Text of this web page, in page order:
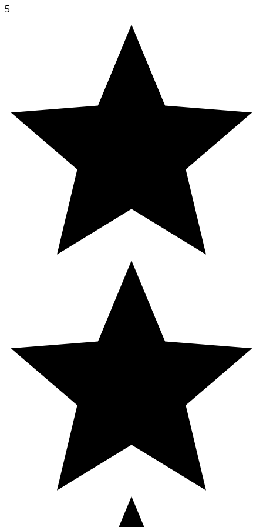
Tänk på att bebisar och småbarn inte ska utsättas för
direkt solljus och i första hand skyddas med kläder, hatt,
parasoll och liknande. För de områden som inte går att
täcka med kläder eller skyddas på annat sätt kan ACO
Kids solskydd användas från
Förvaras i normal rumstemperatur utom räckhåll för
Aqua, C12-15 Alkyl Benzoate, Methylene Bis-
Benzotriazolyl Tetramethylbutylphenol (nano),
Ethylhexyl Salicylate, Bis-Ethylhexyloxyphenol
Methoxyphenyl Triazine, Diethylamino Hydroxybenzoyl
Hexyl Benzoate, Ethylhexyl Triazone, Glycerin,
Propanediol, Diglycerin, Canola Oil, Myristyl Myristate,
Potassium Cetyl Phosphate, VP/Eicosene Copolymer, 1,2-
Hexanediol, Decyl Glucoside, Tocopheryl Acetate,
Polyglycerin-3, Xanthan Gum, Carbomer, Citric Acid,
Propylene Glycol, Sodium Hydroxide, Potassium Sorbate.
Avancerade bredspektrum och fotostabila UV-filter.
5